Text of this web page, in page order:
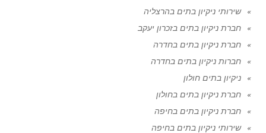
שירותי ניקיון בתים בהרצליה
חברת ניקיון בתים בזכרון יעקב
חברת ניקיון בתים בחדרה
חברות ניקיון בתים בחדרה
ניקיון בתים חולון
חברת ניקיון בתים בחולון
חברת ניקיון בתים בחיפה
שירותי ניקיון בתים בחיפה